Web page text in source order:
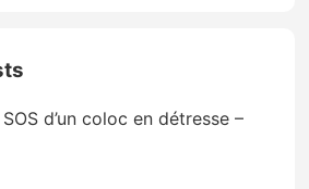
d’un coloc en détresse –